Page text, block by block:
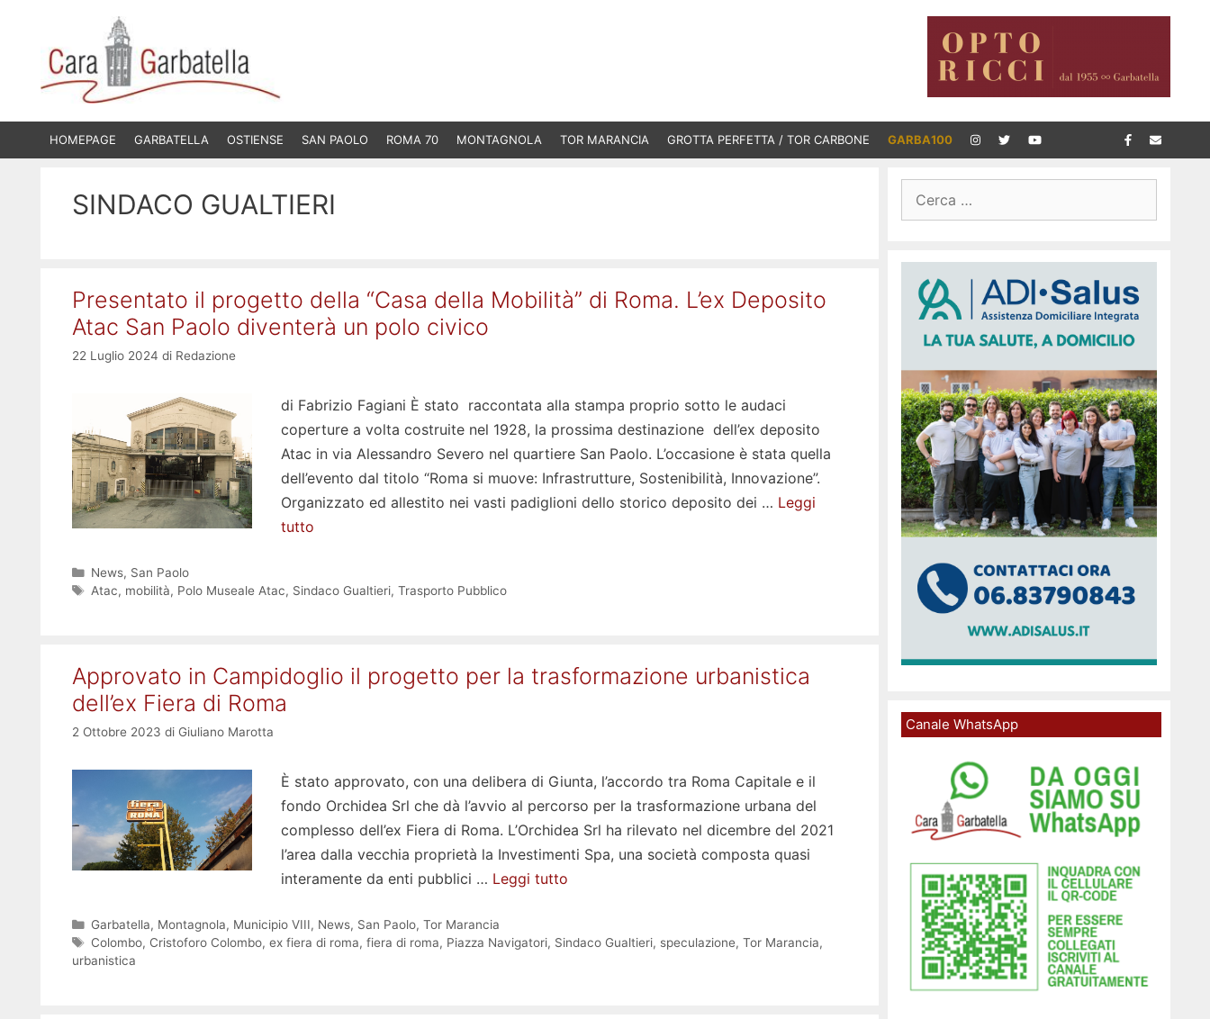
contenuto
HOMEPAGE GARBATELLA OSTIENSE SAN PAOLO ROMA 70 MONTAGNOLA TOR MARANCIA GROTTA PERFETTA / TOR CARBONE GARBA100
SINDACO GUALTIERI
Presentato il progetto della “Casa della Mobilità” di Roma. L’ex Deposito
Atac San Paolo diventerà un polo civico
22 Luglio 2024 di Redazione
di Fabrizio Fagiani È stato raccontata alla stampa proprio sotto le audaci
coperture a volta costruite nel 1928, la prossima destinazione dell’ex deposito
Atac in via Alessandro Severo nel quartiere San Paolo. L’occasione è stata quella
dell’evento dal titolo “Roma si muove: Infrastrutture, Sostenibilità, Innovazione”.
Organizzato ed allestito nei vasti padiglioni dello storico deposito dei … Leggi
tutto
Categorie
News, San Paolo
Tag
Atac, mobilità, Polo Museale Atac, Sindaco Gualtieri, Trasporto Pubblico
Approvato in Campidoglio il progetto per la trasformazione urbanistica
dell’ex Fiera di Roma
2 Ottobre 2023 di Giuliano Marotta
È stato approvato, con una delibera di Giunta, l’accordo tra Roma Capitale e il
fondo Orchidea Srl che dà l’avvio al percorso per la trasformazione urbana del
complesso dell’ex Fiera di Roma. L’Orchidea Srl ha rilevato nel dicembre del 2021
l’area dalla vecchia proprietà la Investimenti Spa, una società composta quasi
interamente da enti pubblici … Leggi tutto
Categorie
Garbatella, Montagnola, Municipio VIII, News, San Paolo, Tor Marancia
Tag
Colombo, Cristoforo Colombo, ex fiera di roma, fiera di roma, Piazza Navigatori, Sindaco Gualtieri, speculazione, Tor Marancia,
urbanistica
per:
Canale WhatsApp